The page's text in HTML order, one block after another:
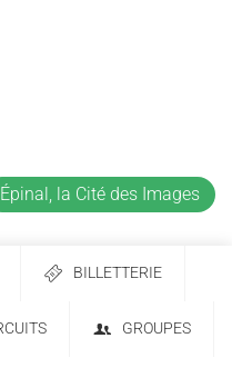
Épinal, la Cité des Images
BILLETTERIE
GROUPES